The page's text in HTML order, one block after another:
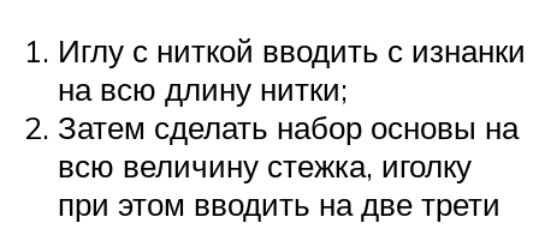
Иглу с ниткой вводить с изнанки
на всю длину нитки;
Затем сделать набор основы на
всю величину стежка, иголку
при этом вводить на две трети